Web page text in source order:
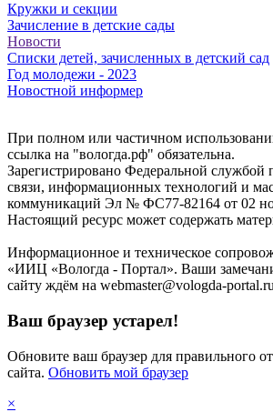
Кружки и секции
Зачисление в детские сады
Новости
Списки детей, зачисленных в детский сад
Год молодежи - 2023
Новостной информер
При полном или частичном
ссылка на "вологда.рф" обязательна.
Зарегистрировано Федеральной службой
связи, информационных технологий и
коммуникаций Эл № ФС77-82164 от 02
Настоящий ресурс может содержать
Информационное и техническое
«ИИЦ «Вологда - Портал». Ваши
сайту ждём на webmaster@vologda-portal.ru
Ваш браузер устарел!
Обновите ваш браузер для правильного
сайта. Обновить мой браузер
×